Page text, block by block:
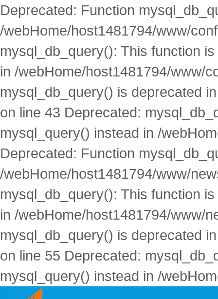
Deprecated: Function
/webHome/host1481794/www/
mysql_db_query(): This function
in /webHome/host1481794/www/
mysql_db_query() is deprecated
on line 43 Deprecated:
mysql_query() instead in /
Deprecated: Function
/webHome/host1481794/www/
mysql_db_query(): This function
in /webHome/host1481794/www/
mysql_db_query() is deprecated
on line 55 Deprecated:
mysql_query() instead in /